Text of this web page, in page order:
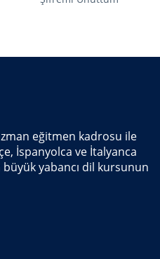
eğitmen kadrosu ile
İspanyolca ve İtalyanca
yabancı dil kursunun